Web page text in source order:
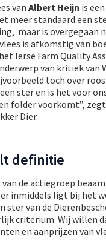
van Albert Heijn is
meer standaard een
maar is overgegaan
is afkomstig van
Ierse Farm Quality
van kritiek van
toch over
ster en is het voor
folder voorkomt”,
Dier.
definitie
van de actiegroep
inmiddels ligt bij het
ster van de
criterium. Wij willen
en aanprijzen van